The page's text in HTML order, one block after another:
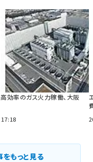
効率のガス火力稼働、大阪
17:18
もっと見る